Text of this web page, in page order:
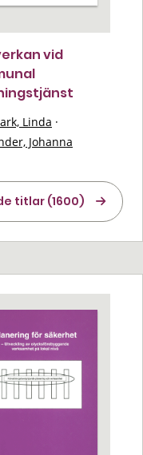
vid
Linda ·
Johanna
titlar (1600)